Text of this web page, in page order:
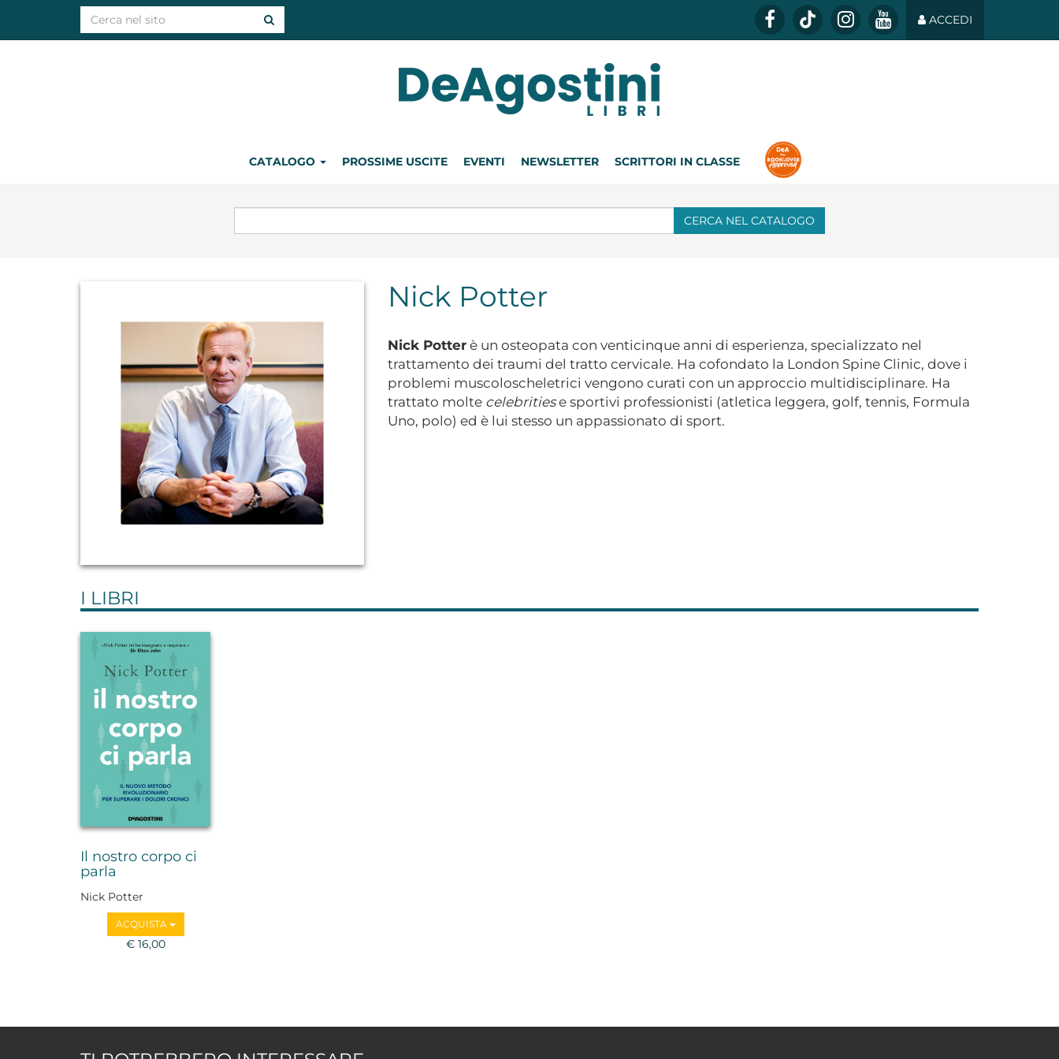
ACCEDI
CATALOGO PROSSIME USCITE EVENTI NEWSLETTER SCRITTORI IN CLASSE
CERCA NEL CATALOGO
Nick Potter
Nick Potter è un osteopata con venticinque anni di esperienza, specializzato nel
trattamento dei traumi del tratto cervicale. Ha cofondato la London Spine Clinic, dove i
problemi muscoloscheletrici vengono curati con un approccio multidisciplinare. Ha
trattato molte celebritiese sportivi professionisti (atletica leggera, golf, tennis, Formula
Uno, polo) ed è lui stesso un appassionato di sport.
I LIBRI
Il nostro corpo ci
parla
Nick Potter
ACQUISTA
€ 16,00